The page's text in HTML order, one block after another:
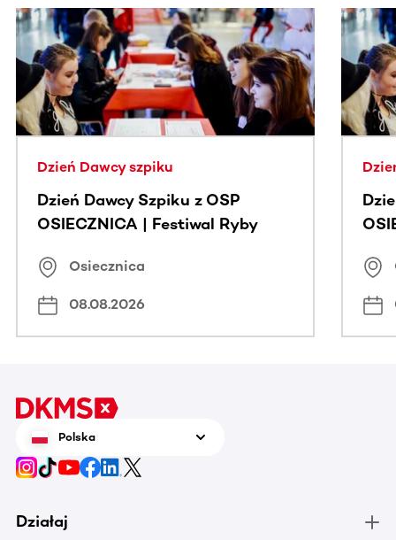
Ta sekcja zawiera treści przewijane w poziomie. Użyj
Dzień Dawcy szpiku
Dzień Dawcy Szpiku z OSP
OSIECZNICA | Festiwal Ryby
Osiecznica
08.08.2026
Polska
Działaj